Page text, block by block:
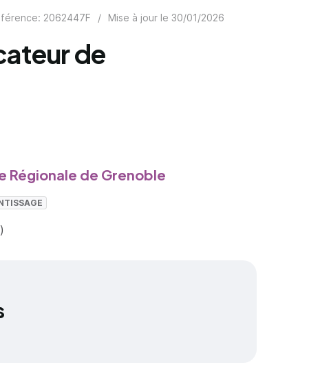
2062447F / Mise à jour le 30/01/2026
de
Régionale de Grenoble